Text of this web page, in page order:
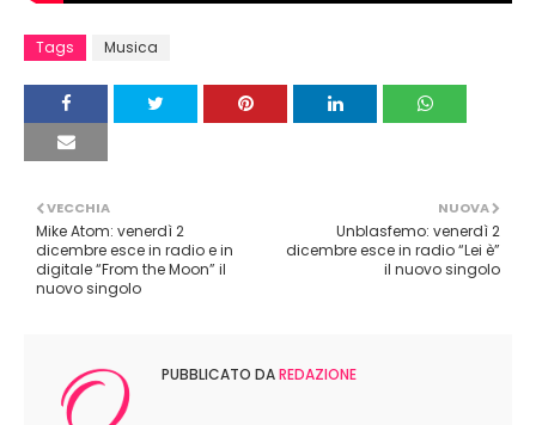
Tags Musica
NUOVA
Unblasfemo: venerdì 2
dicembre esce in radio “Lei è”
il nuovo singolo
VECCHIA
Mike Atom: venerdì 2
dicembre esce in radio e in
digitale “From the Moon” il
nuovo singolo
PUBBLICATO DAREDAZIONE